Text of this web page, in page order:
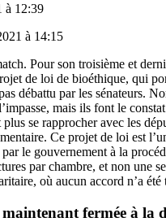
à 12:39
à 14:15
Pour son troisième et
de loi de bioéthique, qui
débattu par les sénateurs.
mais ils font le
se rapprocher avec les
Ce projet de loi est
le gouvernement à la
par chambre, et non une
où aucun accord n’a été
fermée à la